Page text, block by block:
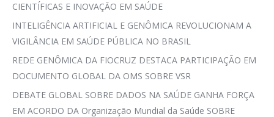
CIENTÍFICAS E INOVAÇÃO EM SAÚDE
INTELIGÊNCIA ARTIFICIAL E GENÔMICA REVOLUCIONAM A
VIGILÂNCIA EM SAÚDE PÚBLICA NO BRASIL
REDE GENÔMICA DA FIOCRUZ DESTACA PARTICIPAÇÃO EM
DOCUMENTO GLOBAL DA OMS SOBRE VSR
DEBATE GLOBAL SOBRE DADOS NA SAÚDE GANHA FORÇA
EM ACORDO DA Organização Mundial da Saúde SOBRE